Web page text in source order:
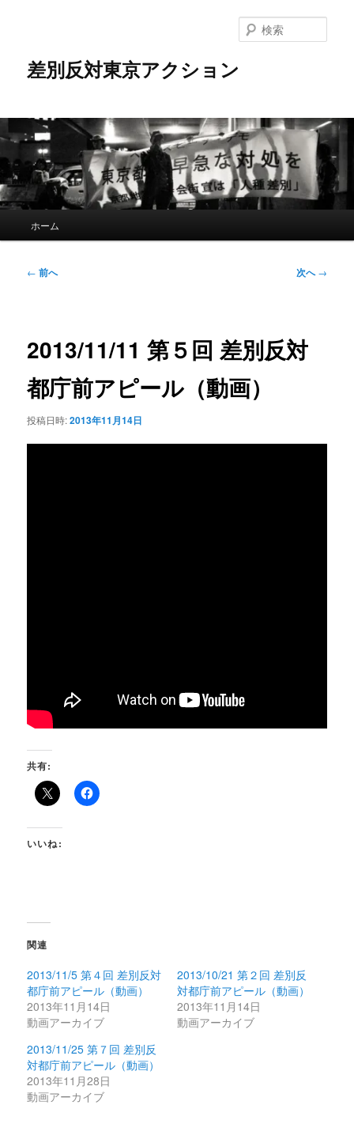
へ
移
動
差別反対東京アクション
索
ホーム
投
ー
ョ
ン
← 前へ 次へ→
2013/11/11 第５回 差別反対
都庁前アピール（動画）
投稿日時:2013年11月14日
共有:
いいね:
関連
2013/11/5 第４回 差別反対
都庁前アピール（動画）
2013年11月14日
動画アーカイブ
2013/10/21 第２回 差別反
対都庁前アピール（動画）
2013年11月14日
動画アーカイブ
2013/11/25 第７回 差別反
対都庁前アピール（動画）
2013年11月28日
動画アーカイブ